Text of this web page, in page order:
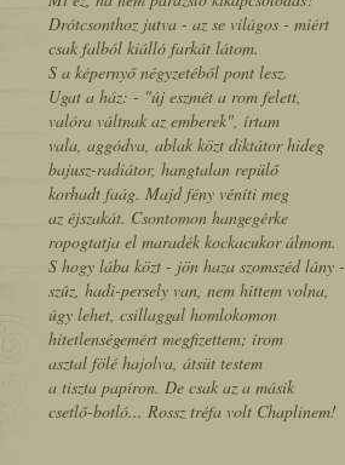
Drótcsonthoz jutva - az se világos - miért
csak falból kiálló farkát látom.
S a képernyő négyzetéből pont lesz.
Ugat a ház: - "új eszmét a rom felett,
valóra váltnak az emberek", írtam
vala, aggódva, ablak közt diktátor hideg
bajusz-radiátor, hangtalan repülő
korhadt faág. Majd fény véníti meg
az éjszakát. Csontomon hangegérke
ropogtatja el maradék kockacukor álmom.
S hogy lába közt - jön haza szomszéd lány -
szûz, hadi-persely van, nem hittem volna,
úgy lehet, csillaggal homlokomon
hitetlenségemért megfizettem; írom
asztal fölé hajolva, átsüt testem
a tiszta papíron. De csak az a másik
csetlő-botló... Rossz tréfa volt Chaplinem!